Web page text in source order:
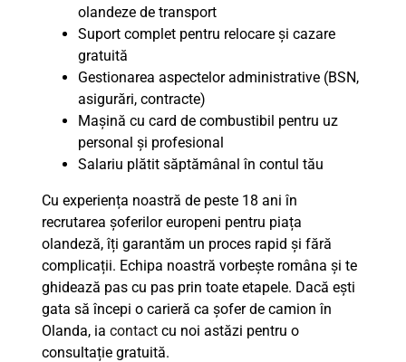
olandeze de transport
Suport complet pentru relocare și cazare
gratuită
Gestionarea aspectelor administrative (BSN,
asigurări, contracte)
Mașină cu card de combustibil pentru uz
personal și profesional
Salariu plătit săptămânal în contul tău
Cu experiența noastră de peste 18 ani în
recrutarea șoferilor europeni pentru piața
olandeză, îți garantăm un proces rapid și fără
complicații. Echipa noastră vorbește româna și te
ghidează pas cu pas prin toate etapele. Dacă ești
gata să începi o carieră ca șofer de camion în
Olanda, ia contact cu noi astăzi pentru o
consultație gratuită.